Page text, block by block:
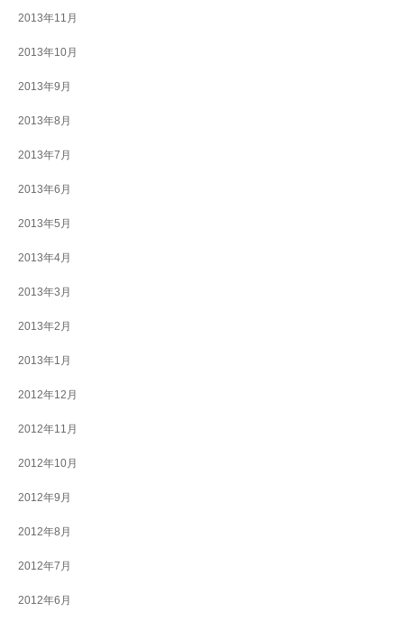
2013年11月
2013年10月
2013年9月
2013年8月
2013年7月
2013年6月
2013年5月
2013年4月
2013年3月
2013年2月
2013年1月
2012年12月
2012年11月
2012年10月
2012年9月
2012年8月
2012年7月
2012年6月